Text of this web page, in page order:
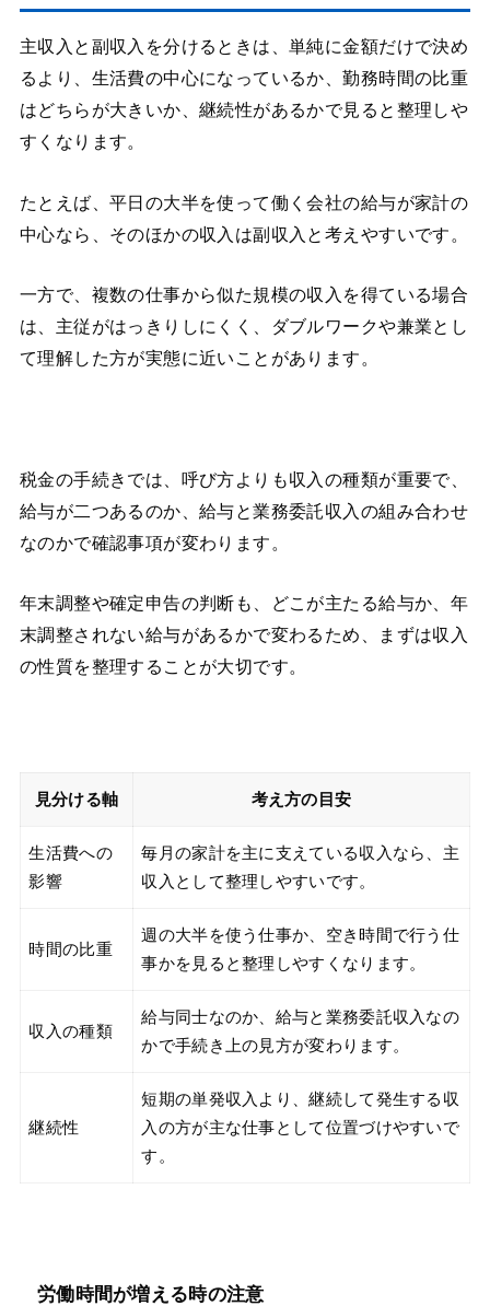
主収入と副収入を分けるときは、単純に金額だけで決め
るより、生活費の中心になっているか、勤務時間の比重
はどちらが大きいか、継続性があるかで見ると整理しや
すくなります。
たとえば、平日の大半を使って働く会社の給与が家計の
中心なら、そのほかの収入は副収入と考えやすいです。
一方で、複数の仕事から似た規模の収入を得ている場合
は、主従がはっきりしにくく、ダブルワークや兼業とし
て理解した方が実態に近いことがあります。
税金の手続きでは、呼び方よりも収入の種類が重要で、
給与が二つあるのか、給与と業務委託収入の組み合わせ
なのかで確認事項が変わります。
年末調整や確定申告の判断も、どこが主たる給与か、年
末調整されない給与があるかで変わるため、まずは収入
の性質を整理することが大切です。
見分ける軸 考え方の目安
生活費への
影響
毎月の家計を主に支えている収入なら、主
収入として整理しやすいです。
時間の比重
週の大半を使う仕事か、空き時間で行う仕
事かを見ると整理しやすくなります。
収入の種類
給与同士なのか、給与と業務委託収入なの
かで手続き上の見方が変わります。
継続性
短期の単発収入より、継続して発生する収
入の方が主な仕事として位置づけやすいで
す。
労働時間が増える時の注意